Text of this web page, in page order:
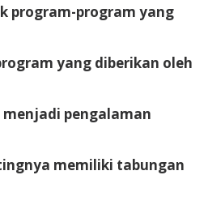
program-program yang
yang diberikan oleh
menjadi pengalaman
memiliki tabungan